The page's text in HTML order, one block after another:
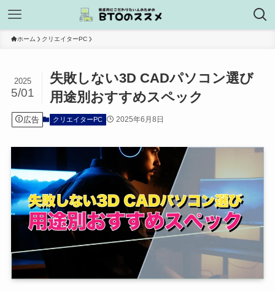
ホーム クリエイターPC
失敗しない3D CADパソコン選び
用途別おすすめスペック
2025
5/01
広告 クリエイターPC 2025年6月8日